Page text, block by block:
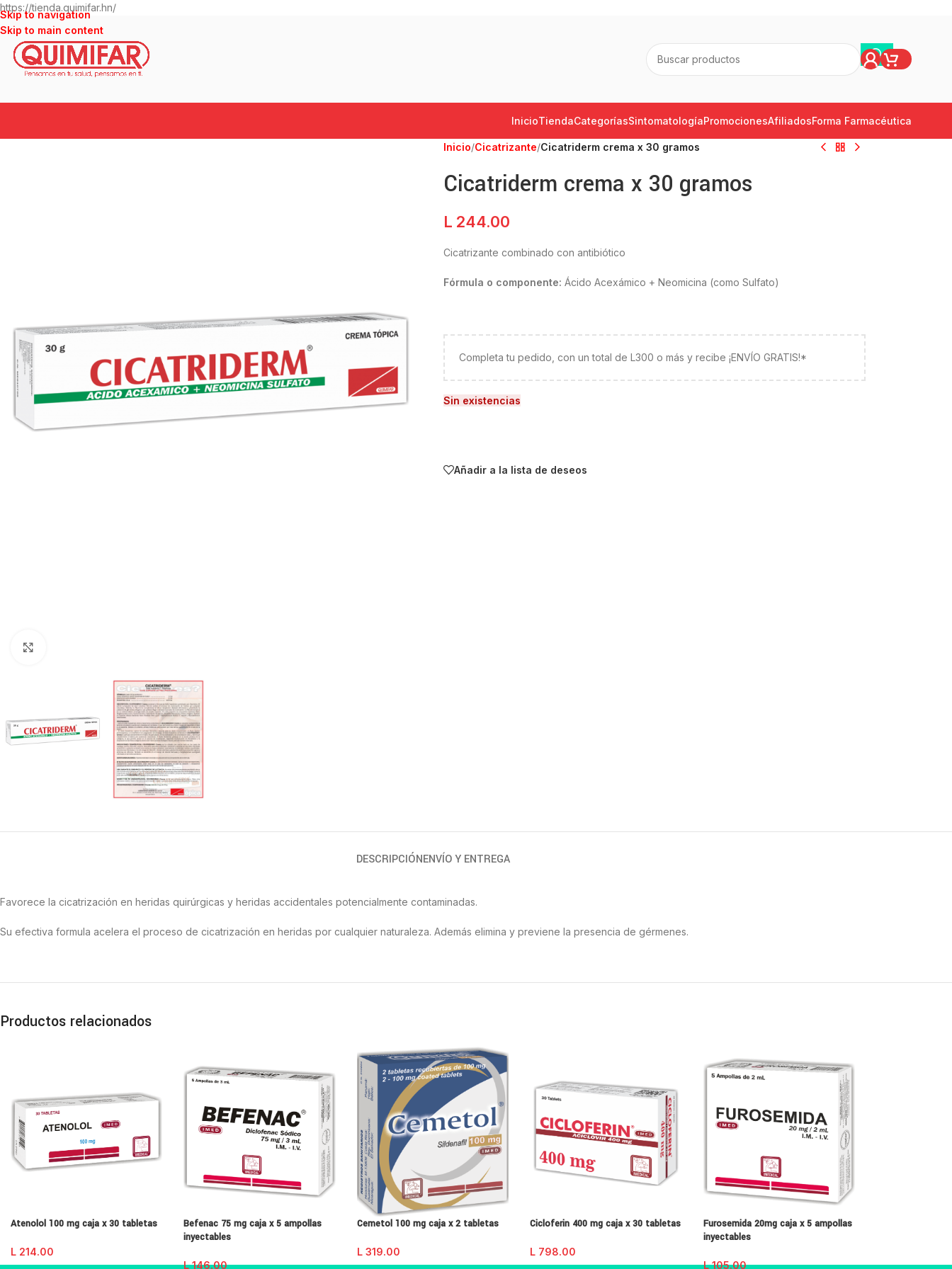
https://tienda.quimifar.hn/
Skip to navigation
Skip to main content
InicioTiendaCategoríasSintomatologíaPromocionesAfiliadosForma Farmacéutica
Inicio/Cicatrizante/Cicatriderm crema x 30 gramos
Cicatriderm crema x 30 gramos
L 244.00
Cicatrizante combinado con antibiótico
Fórmula o componente: Ácido Acexámico + Neomicina (como Sulfato)
Completa tu pedido, con un total de L300 o más y recibe ¡ENVÍO GRATIS!*
Sin existencias
Añadir a la lista de deseos
DESCRIPCIÓNENVÍO Y ENTREGA
Favorece la cicatrización en heridas quirúrgicas y heridas accidentales potencialmente contaminadas.
Su efectiva formula acelera el proceso de cicatrización en heridas por cualquier naturaleza. Además elimina y previene la presencia de gérmenes.
Productos relacionados
Atenolol 100 mg caja x 30 tabletas
L 214.00
Befenac 75 mg caja x 5 ampollas
inyectables
L146.00
Cemetol 100 mg caja x 2 tabletas
L319.00
Cicloferin 400 mg caja x 30 tabletas
L 798.00
Furosemida 20mg caja x 5 ampollas
inyectables
L105.00 L266.00